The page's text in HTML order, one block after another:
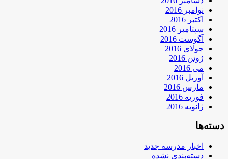
نوامبر 2016
اکتبر 2016
سپتامبر 2016
آگوست 2016
جولای 2016
ژوئن 2016
می 2016
آوریل 2016
مارس 2016
فوریه 2016
ژانویه 2016
دسته‌ها
اخبار مدرسه جدید
دسته‌بندی نشده